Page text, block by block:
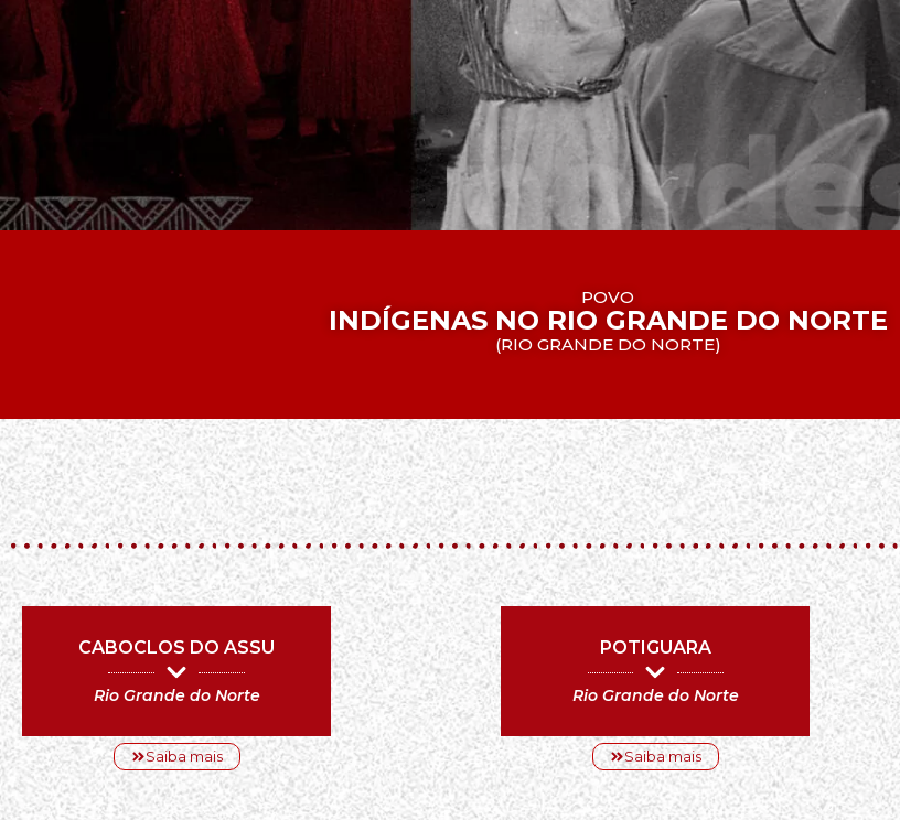
POVO
INDÍGENAS NO RIO GRANDE DO NORTE
(RIO GRANDE DO NORTE)
CABOCLOS DO ASSU
Rio Grande do Norte
Saiba mais
POTIGUARA
Rio Grande do Norte
Saiba mais